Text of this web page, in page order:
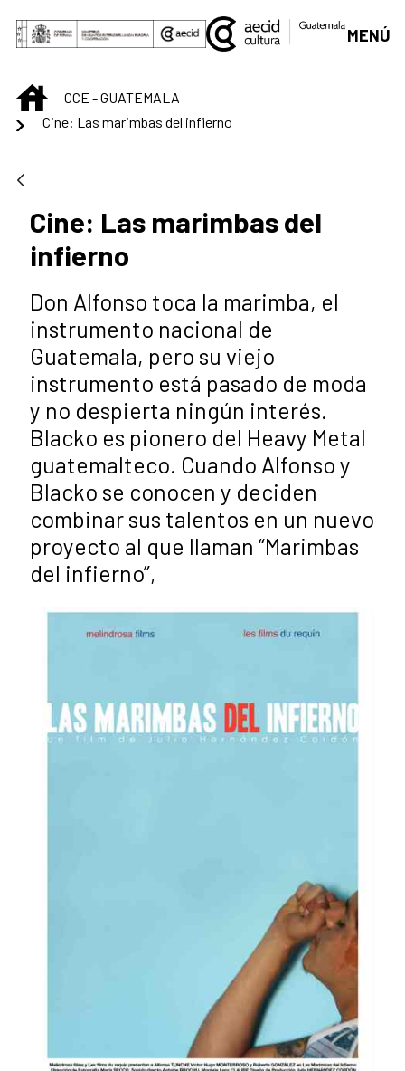
Skip to Main Content
MENÚ
INICIOCCE - GUATEMALA
Cine: Las marimbas del infierno
Cine: Las marimbas del
infierno
Don Alfonso toca la marimba, el
instrumento nacional de
Guatemala, pero su viejo
instrumento está pasado de moda
y no despierta ningún interés.
Blacko es pionero del Heavy Metal
guatemalteco. Cuando Alfonso y
Blacko se conocen y deciden
combinar sus talentos en un nuevo
proyecto al que llaman “Marimbas
del infierno”,